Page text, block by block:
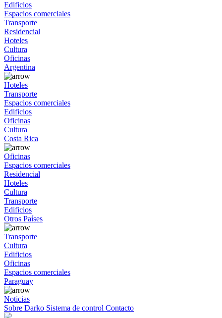
Edificios
Espacios comerciales
Transporte
Residencial
Hoteles
Cultura
Oficinas
Argentina
Hoteles
Transporte
Espacios comerciales
Edificios
Oficinas
Cultura
Costa Rica
Oficinas
Espacios comerciales
Residencial
Hoteles
Cultura
Transporte
Edificios
Otros Países
Transporte
Cultura
Edificios
Oficinas
Espacios comerciales
Paraguay
Noticias
Sobre Darko Sistema de control Contacto